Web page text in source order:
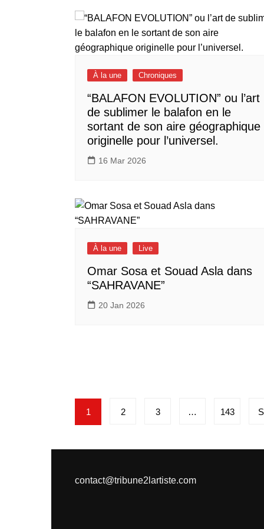
À la une Chroniques
“BALAFON EVOLUTION” ou l’art
de sublimer le balafon en le
sortant de son aire géographique
originelle pour l’universel.
16 Mar 2026
À la une Live
Omar Sosa et Souad Asla dans
“SAHRAVANE”
20 Jan 2026
Pagination
des
publications
1 2 3 … 143
contact@tribune2lartiste.com